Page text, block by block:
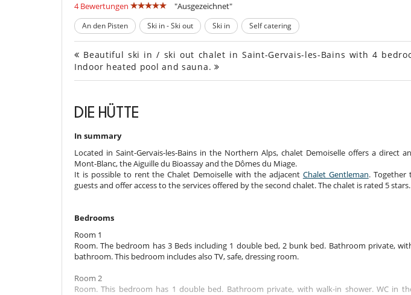
4 Bewertungen "Ausgezeichnet"
An den Pisten Ski in - Ski out Ski in Self catering
Beautiful ski in / ski out chalet in Saint-Gervais-les-Bains with 4
Indoor heated pool and sauna.
DIE HÜTTE
In summary
Located in Saint-Gervais-les-Bains in the Northern Alps, chalet Demoiselle offers a direct
Mont-Blanc, the Aiguille du Bioassay and the Dômes du Miage.
It is possible to rent the Chalet Demoiselle with the adjacent Chalet Gentleman. Together
guests and offer access to the services offered by the second chalet. The chalet is rated 5 stars.
Bedrooms
Room 1
Room. The bedroom has 3 Beds including 1 double bed, 2 bunk bed. Bathroom private,
bathroom. This bedroom includes also TV, safe, dressing room.
Room 2
Room. This bedroom has 1 double bed. Bathroom private, with walk-in shower. WC in